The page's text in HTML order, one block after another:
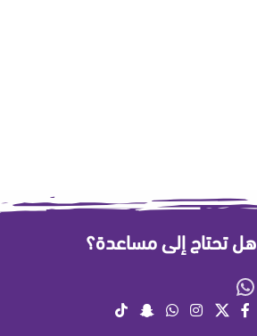
هل تحتاج إلى مساعدة؟